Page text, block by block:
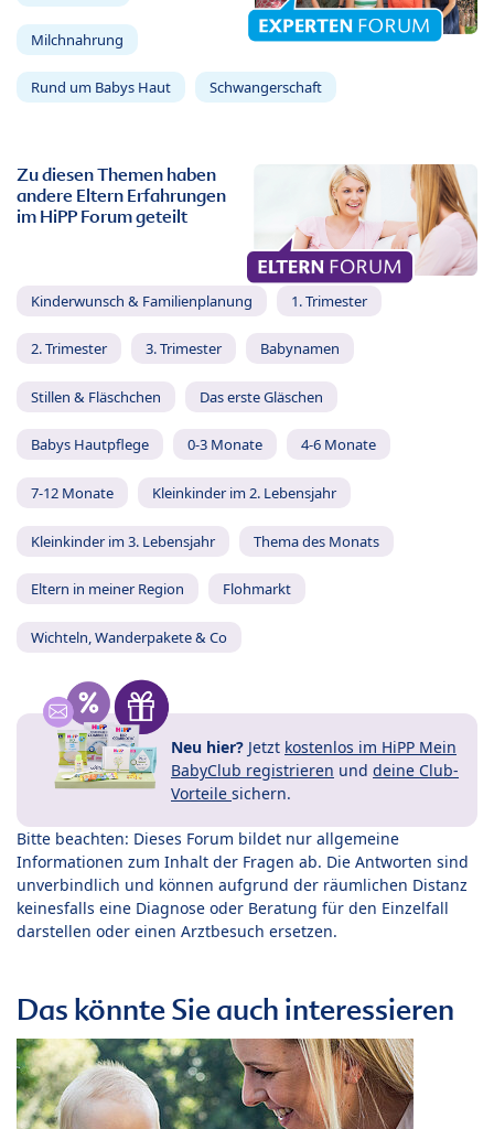
Milchnahrung
Rund um Babys Haut Schwangerschaft
Zu diesen Themen haben
andere Eltern Erfahrungen
im HiPP Forum geteilt
Kinderwunsch & Familienplanung 1. Trimester
2. Trimester 3. Trimester Babynamen
Stillen & Fläschchen Das erste Gläschen
Babys Hautpflege 0-3 Monate 4-6 Monate
7-12 Monate Kleinkinder im 2. Lebensjahr
Kleinkinder im 3. Lebensjahr Thema des Monats
Eltern in meiner Region Flohmarkt
Wichteln, Wanderpakete & Co
Neu hier? Jetzt kostenlos im HiPP Mein
BabyClub registrieren und deine Club-
Vorteile sichern.
Bitte beachten: Dieses Forum bildet nur allgemeine
Informationen zum Inhalt der Fragen ab. Die Antworten sind
unverbindlich und können aufgrund der räumlichen Distanz
keinesfalls eine Diagnose oder Beratung für den Einzelfall
darstellen oder einen Arztbesuch ersetzen.
Das könnte Sie auch interessieren